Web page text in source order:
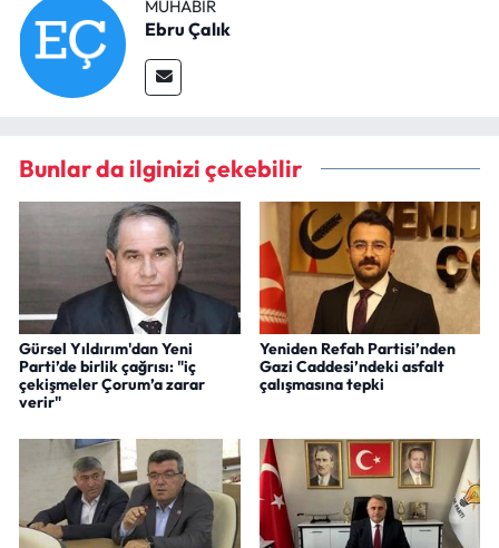
MUHABIR
Ebru Çalık
Bunlar da ilginizi çekebilir
Gürsel Yıldırım'dan Yeni
Parti’de birlik çağrısı: "iç
çekişmeler Çorum’a zarar
verir"
Yeniden Refah Partisi’nden
Gazi Caddesi’ndeki asfalt
çalışmasına tepki
Yerel Haberler